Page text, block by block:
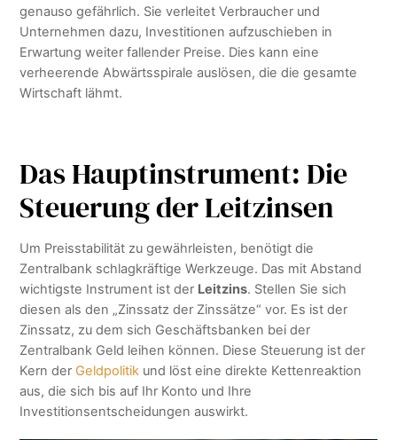
genauso gefährlich. Sie verleitet Verbraucher und
Unternehmen dazu, Investitionen aufzuschieben in
Erwartung weiter fallender Preise. Dies kann eine
verheerende Abwärtsspirale auslösen, die die gesamte
Wirtschaft lähmt.
Das Hauptinstrument: Die
Steuerung der Leitzinsen
Um Preisstabilität zu gewährleisten, benötigt die
Zentralbank schlagkräftige Werkzeuge. Das mit Abstand
wichtigste Instrument ist der Leitzins. Stellen Sie sich
diesen als den „Zinssatz der Zinssätze“ vor. Es ist der
Zinssatz, zu dem sich Geschäftsbanken bei der
Zentralbank Geld leihen können. Diese Steuerung ist der
Kern der Geldpolitik und löst eine direkte Kettenreaktion
aus, die sich bis auf Ihr Konto und Ihre
Investitionsentscheidungen auswirkt.